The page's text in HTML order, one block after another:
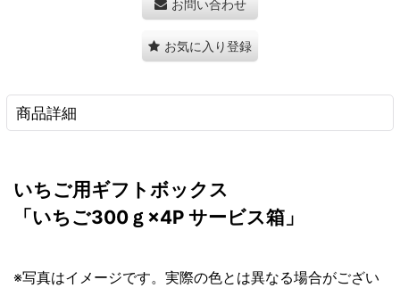
お問い合わせ
お気に入り登録
商品詳細
いちご用ギフトボックス
「いちご300ｇ×4P サービス箱」
※写真はイメージです。実際の色とは異なる場合がござい